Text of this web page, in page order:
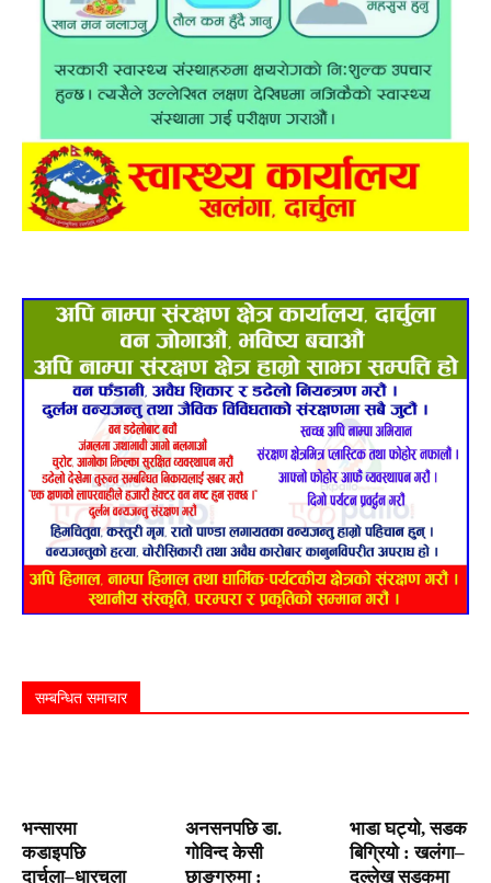
सम्बन्धित समाचार
भन्सारमा
कडाइपछि
दार्चुला–धारचुला
अनसनपछि डा.
गोविन्द केसी
छाङ्गरुमा :
भाडा घट्यो, सडक
बिग्रियो : खलंगा–
दल्लेख सडकमा